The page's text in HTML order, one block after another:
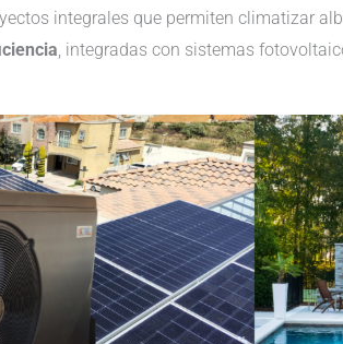
integrales que permiten climatizar
, integradas con sistemas